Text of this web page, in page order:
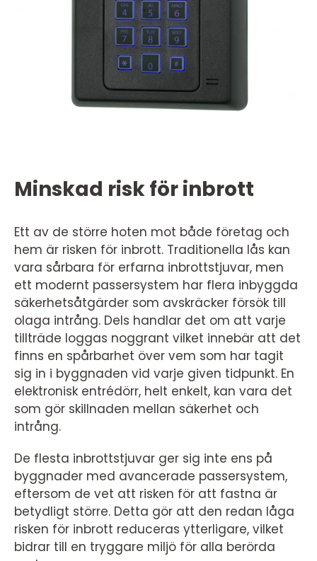
Minskad risk för inbrott
Ett av de större hoten mot både företag och
hem är risken för inbrott. Traditionella lås kan
vara sårbara för erfarna inbrottstjuvar, men
ett modernt passersystem har flera inbyggda
säkerhetsåtgärder som avskräcker försök till
olaga intrång. Dels handlar det om att varje
tillträde loggas noggrant vilket innebär att det
finns en spårbarhet över vem som har tagit
sig in i byggnaden vid varje given tidpunkt. En
elektronisk entrédörr, helt enkelt, kan vara det
som gör skillnaden mellan säkerhet och
intrång.
De flesta inbrottstjuvar ger sig inte ens på
byggnader med avancerade passersystem,
eftersom de vet att risken för att fastna är
betydligt större. Detta gör att den redan låga
risken för inbrott reduceras ytterligare, vilket
bidrar till en tryggare miljö för alla berörda